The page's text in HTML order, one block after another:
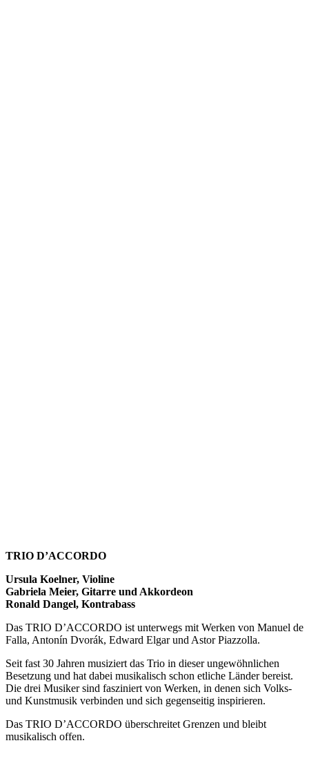
TRIO D’ACCORDO
Ursula Koelner, Violine
Gabriela Meier, Gitarre und Akkordeon
Ronald Dangel, Kontrabass
Das TRIO D’ACCORDO ist unterwegs mit Werken von Manuel de
Falla, Antonín Dvorák, Edward Elgar und Astor Piazzolla.
Seit fast 30 Jahren musiziert das Trio in dieser ungewöhnlichen
Besetzung und hat dabei musikalisch schon etliche Länder bereist.
Die drei Musiker sind fasziniert von Werken, in denen sich Volks-
und Kunstmusik verbinden und sich gegenseitig inspirieren.
Das TRIO D’ACCORDO überschreitet Grenzen und bleibt
musikalisch offen.